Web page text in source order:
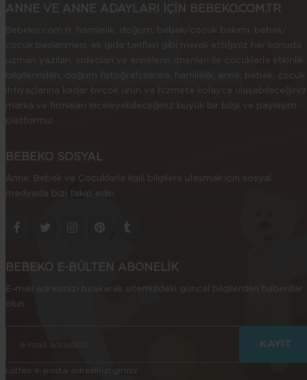
ANNE VE ANNE ADAYLARI İÇİN BEBEKO.COM.TR
Bebeko.com.tr, hamilelik, doğum, bebek/çocuk bakımı, bebek/
çocuk beslenmesi, ek gıda tarifleri gibi merak ettiğiniz her konuda
uzman yazıları, videoları ve annelerin önerileri ile çocuklarla etkinlik
bilgilerinden, doğum fotoğrafçılarına, hamilelik, anne, bebek, çocuk
ihtiyaçlarına kadar birçok ürün ve hizmete kolayca ulaşabileceğiniz
marka ve firmaları inceleyebileceğiniz büyük bir bilgi ve paylaşım
platformu!
BEBEKO SOSYAL
Anne, Bebek ve Çocuklarla ilgili bilgilere ulaşmak için sosyal
medyada bizi takip edin.
BEBEKO E-BÜLTEN ABONELİK
E-mail adresinizi bırakarak sitemizdeki güncel bilgilerden haberdar
olun.
Lütfen e-posta adresinizi giriniz